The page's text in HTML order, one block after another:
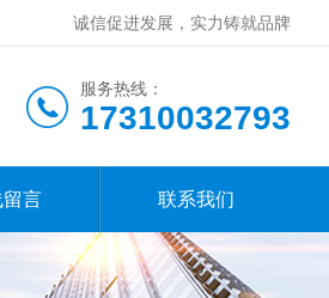
诚信促进发展，实力铸就品牌
服务热线：
17310032793
言 联系我们